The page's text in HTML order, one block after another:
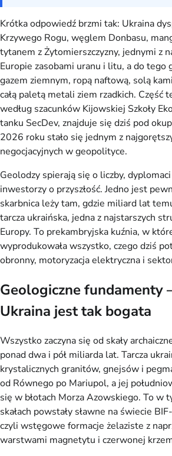
Krótka odpowiedź brzmi tak: Ukraina
Krzywego Rogu, węglem Donbasu,
tytanem z Żytomierszczyzny, jednymi z
Europie zasobami uranu i litu, a do tego
gazem ziemnym, ropą naftową, solą
całą paletą metali ziem rzadkich. Część
według szacunków Kijowskiej Szkoły
tanku SecDev, znajduje się dziś pod
2026 roku stało się jednym z
negocjacyjnych w geopolityce.
Geolodzy spierają się o liczby,
inwestorzy o przyszłość. Jedno jest
skarbnica leży tam, gdzie miliard lat
tarcza ukraińska, jedna z najstarszych
Europy. To prekambryjska kuźnia, w
wyprodukowała wszystko, czego dziś
obronny, motoryzacja elektryczna i
Geologiczne fundamenty
Ukraina jest tak bogata
Wszystko zaczyna się od skały
ponad dwa i pół miliarda lat. Tarcza
krystalicznych granitów, gnejsów i
od Równego po Mariupol, a jej
się w błotach Morza Azowskiego. To w
skałach powstały sławne na świecie
czyli wstęgowe formacje żelaziste z
warstwami magnetytu i czerwonej